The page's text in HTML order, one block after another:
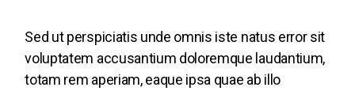
Sed ut perspiciatis unde omnis iste natus error sit
voluptatem accusantium doloremque laudantium,
totam rem aperiam, eaque ipsa quae ab illo